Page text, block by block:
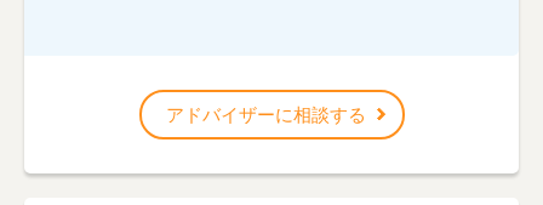
アドバイザーに相談する